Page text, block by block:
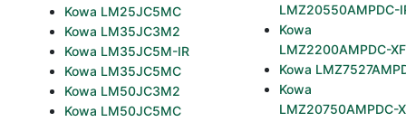
Kowa LM25JC5MC
Kowa LM35JC3M2
Kowa LM35JC5M-IR
Kowa LM35JC5MC
Kowa LM50JC3M2
Kowa LM50JC5MC
LMZ20550AMPDC-
Kowa
LMZ2200AMPDC-XF
Kowa
Kowa
LMZ20750AMPDC-